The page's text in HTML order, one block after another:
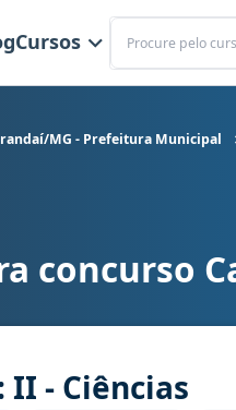
Cursos
Buscar
MG - Prefeitura Municipal
MG - Prefeitura Municipal
concurso
II - Ciências